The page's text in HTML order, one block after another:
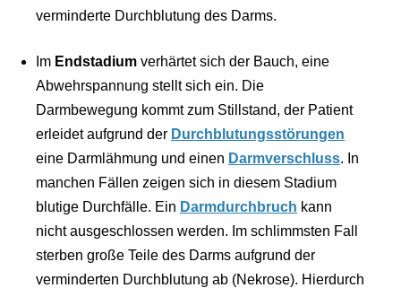
verminderte Durchblutung des Darms.
Im Endstadium verhärtet sich der Bauch, eine
Abwehrspannung stellt sich ein. Die
Darmbewegung kommt zum Stillstand, der Patient
erleidet aufgrund der Durchblutungsstörungen
eine Darmlähmung und einen Darmverschluss. In
manchen Fällen zeigen sich in diesem Stadium
blutige Durchfälle. Ein Darmdurchbruch kann
nicht ausgeschlossen werden. Im schlimmsten Fall
sterben große Teile des Darms aufgrund der
verminderten Durchblutung ab (Nekrose). Hierdurch